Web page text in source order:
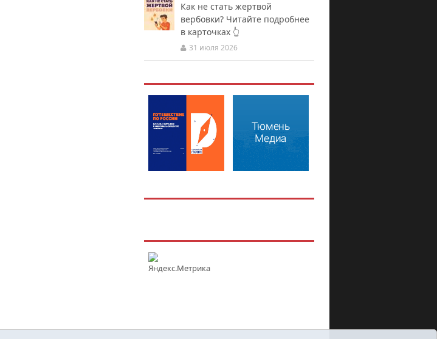
Как не стать жертвой
вербовки? Читайте подробнее
в карточках 👆
31 июля 2026